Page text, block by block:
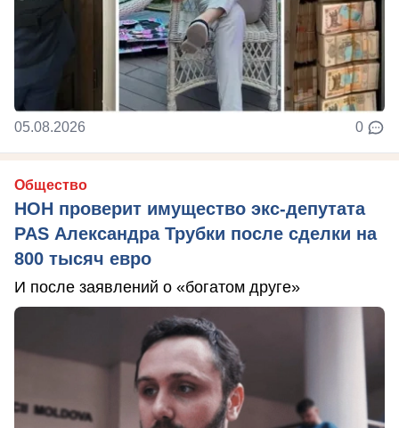
05.08.2026 0
Общество
НОН проверит имущество экс-депутата
PAS Александра Трубки после сделки на
800 тысяч евро
И после заявлений о «богатом друге»